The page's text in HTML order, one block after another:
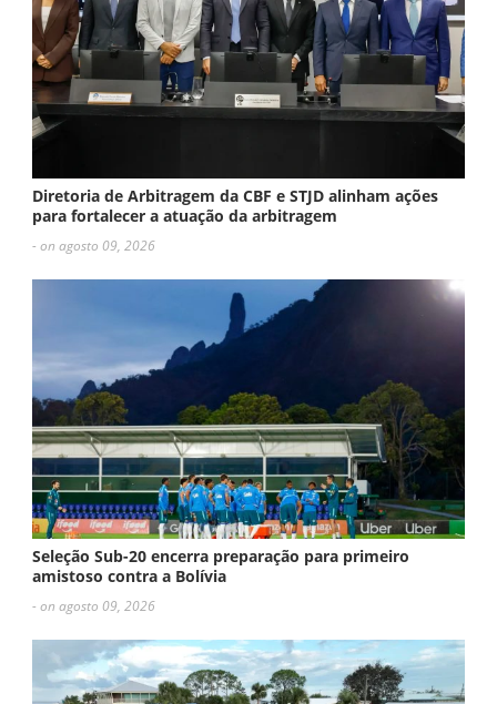
Diretoria de Arbitragem da CBF e STJD alinham ações
para fortalecer a atuação da arbitragem
- on agosto 09, 2026
Seleção Sub-20 encerra preparação para primeiro
amistoso contra a Bolívia
- on agosto 09, 2026